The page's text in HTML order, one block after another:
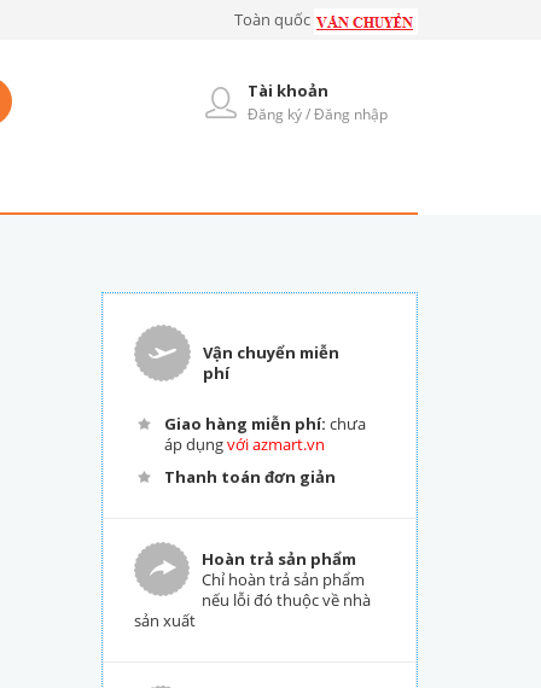
Toàn quốc
Tài khoản
Đăng ký / Đăng nhập
Vận chuyển miễn
phí
Giao hàng miễn phí: chưa
áp dụngvới azmart.vn
Thanh toán đơn giản
Hoàn trả sản phẩm
Chỉ hoàn trả sản phẩm
nếu lỗi đó thuộc về nhà
sản xuất